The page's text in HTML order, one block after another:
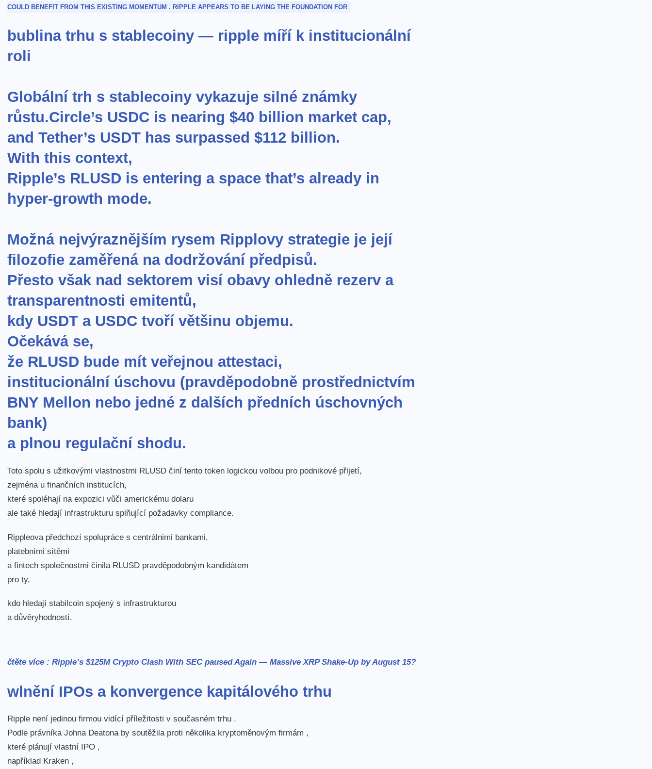
COULD BENEFIT FROM THIS EXISTING MOMENTUM . RIPPLE APPEARS TO BE LAYING THE FOUNDATION FOR
bublina trhu s stablecoiny — ripple míří k institucionální
roli
Globální trh s stablecoiny vykazuje silné známky
růstu.Circle’s USDC is nearing $40 billion market cap,
and Tether’s USDT has surpassed $112 billion.
With this context,
Ripple’s RLUSD is entering a space that’s already in
hyper-growth mode.
Možná nejvýraznějším rysem Ripplovy strategie je její
filozofie zaměřená na dodržování předpisů.
Přesto však nad sektorem visí obavy ohledně rezerv a
transparentnosti emitentů,
kdy USDT a USDC tvoří většinu objemu.
Očekává se,
že RLUSD bude mít veřejnou attestaci,
institucionální úschovu (pravděpodobně prostřednictvím
BNY Mellon nebo jedné z dalších předních úschovných
bank)
a plnou regulační shodu.
Toto spolu s užitkovými vlastnostmi RLUSD činí tento token logickou volbou pro podnikové přijetí,
zejména u finančních institucích,
které spoléhají na expozici vůči americkému dolaru
ale také hledají infrastrukturu splňující požadavky compliance.
Rippleova předchozí spolupráce s centrálnimi bankami,
platebními sítěmi
a fintech společnostmi činila RLUSD pravděpodobným kandidátem
pro ty,
kdo hledají stabilcoin spojený s infrastrukturou
a důvěryhodností.
čtěte více : Ripple’s $125M Crypto Clash With SEC paused Again — Massive XRP Shake-Up by August 15?
wlnění IPOs a konvergence kapitálového trhu
Ripple není jedinou firmou vidící příležitosti v současném trhu .
Podle právníka Johna Deatona by soutěžila proti několika kryptoměnovým firmám ,
které plánují vlastní IPO ,
například Kraken ,